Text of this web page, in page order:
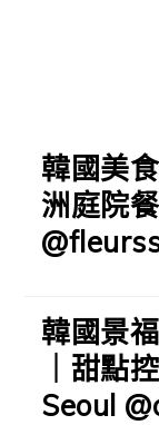
韓國美
洲庭院
韓國景
｜甜點
Seoul